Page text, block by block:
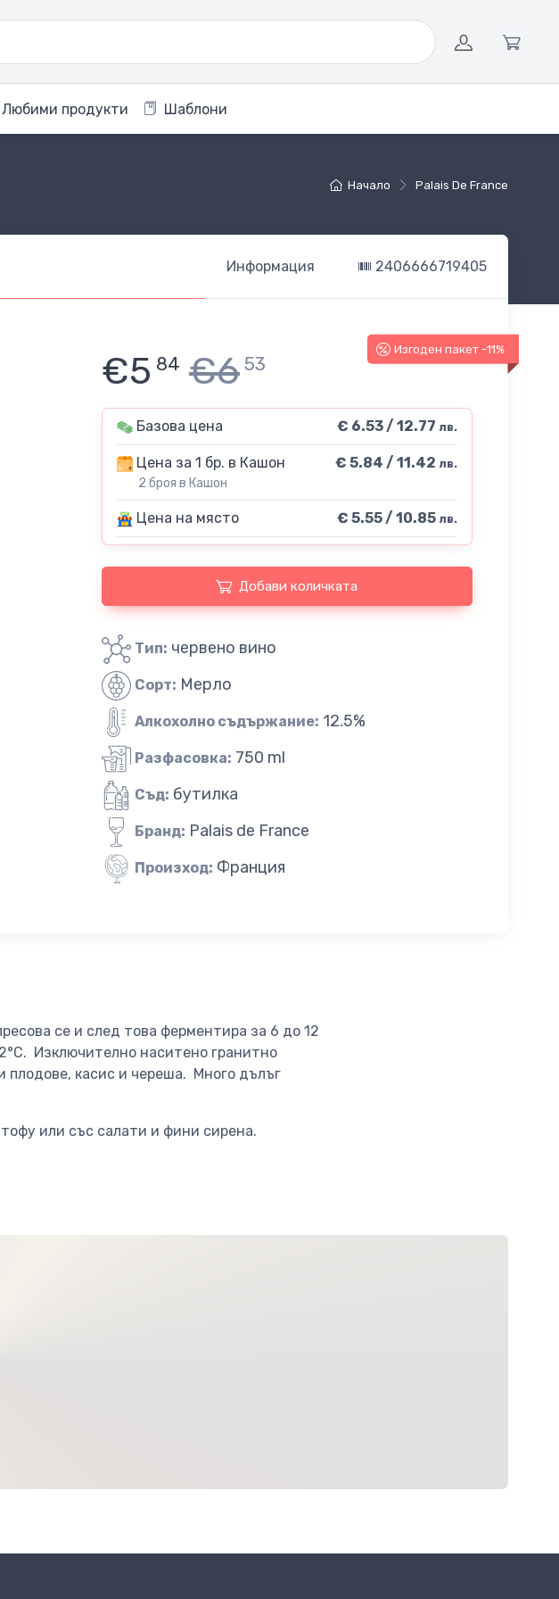
Любими продукти Шаблони
Начало Palais De France
Информация 2406666719405
Изгоден пакет -11%
€5 84 €6 53
Базова цена € 6.53 / 12.77 лв.
Цена за 1 бр. в Кашон
2 броя в Кашон
€ 5.84 / 11.42 лв.
Цена на място € 5.55 / 10.85 лв.
Добави количката
Тип: червено вино
Сорт: Мерло
Алкохолно съдържание: 12.5%
Разфасовка: 750 ml
Съд: бутилка
Бранд: Palais de France
Произход: Франция
се и след това ферментира за 6 до 12
Изключително наситено гранитно
плодове, касис и череша. Много дълъг
или със салати и фини сирена.